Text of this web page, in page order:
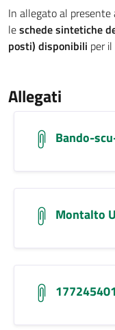
In allegato al
leschede sintetiche
posti) disponibili per
Allegati
Bando-
Montalto